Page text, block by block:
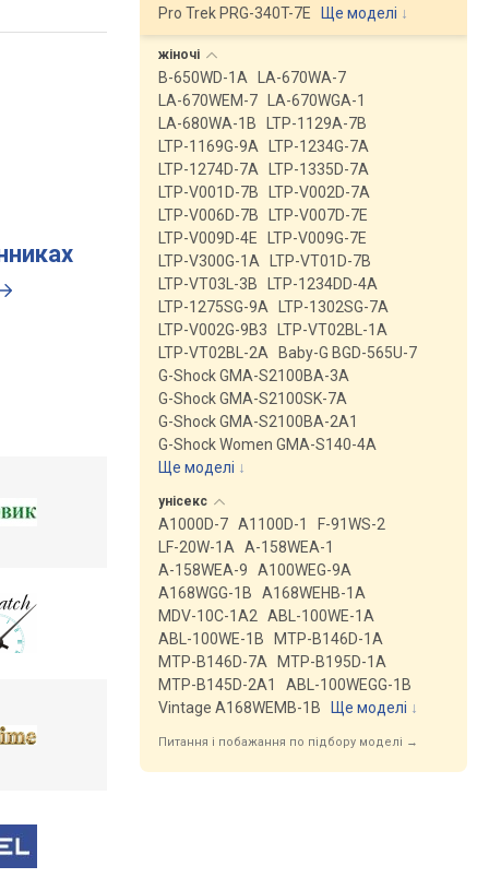
Pro Trek PRG-340T-7E
Ще моделі ↓
жіночі
B-650WD-1A
LA-670WA-7
LA-670WEM-7
LA-670WGA-1
LA-680WA-1B
LTP-1129A-7B
LTP-1169G-9A
LTP-1234G-7A
LTP-1274D-7A
LTP-1335D-7A
LTP-V001D-7B
LTP-V002D-7A
LTP-V006D-7B
LTP-V007D-7E
LTP-V009D-4E
LTP-V009G-7E
LTP-V300G-1A
LTP-VT01D-7B
LTP-VT03L-3B
LTP-1234DD-4A
LTP-1275SG-9A
LTP-1302SG-7A
LTP-V002G-9B3
LTP-VT02BL-1A
LTP-VT02BL-2A
Baby-G BGD-565U-7
G-Shock GMA-S2100BA-3A
G-Shock GMA-S2100SK-7A
G-Shock GMA-S2100BA-2A1
G-Shock Women GMA-S140-4A
Ще моделі ↓
унісекс
A1000D-7 A1100D-1
F-91WS-2
LF-20W-1A
A-158WEA-1
A-158WEA-9
A100WEG-9A
A168WGG-1B
A168WEHB-1A
MDV-10C-1A2
ABL-100WE-1A
ABL-100WE-1B
MTP-B146D-1A
MTP-B146D-7A
MTP-B195D-1A
MTP-B145D-2A1
ABL-100WEGG-1B
Vintage A168WEMB-1B
Ще моделі ↓
Питання і побажання по підбору моделі →